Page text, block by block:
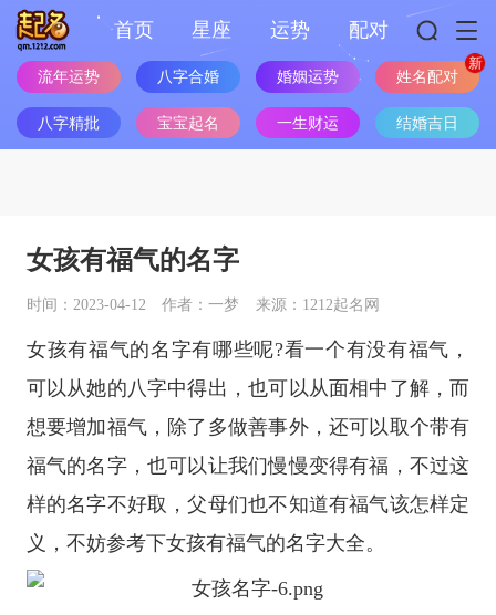
首页 星座 运势 配对
流年运势 八字合婚 婚姻运势 姓名配对
八字精批 宝宝起名 一生财运 结婚吉日
女孩有福气的名字
时间：2023-04-12 作者：一梦 来源：1212起名网
女孩有福气的名字有哪些呢?看一个有没有福气，
可以从她的八字中得出，也可以从面相中了解，而
想要增加福气，除了多做善事外，还可以取个带有
福气的名字，也可以让我们慢慢变得有福，不过这
样的名字不好取，父母们也不知道有福气该怎样定
义，不妨参考下女孩有福气的名字大全。